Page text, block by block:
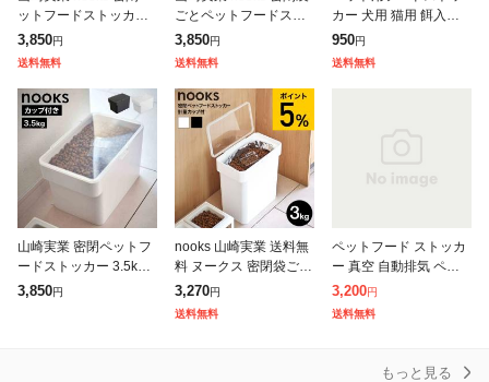
ットフードストッカー
ヌークス 3.5kg 計量カ
ップ付 ( 49032080561
13 ペットフー
3,850円
送料無料
ごとペットフードスト
ッカー ヌークス 3kg 計
量カップ付 ( 49032080
56137 ヌークシ
3,850円
送料無料
カー 犬用 猫用 餌入れ
保存容器 エサ保管 貯蔵
密閉 イヌ ネコ 大容量 1
000ml 1500ml 入
950円
送料無料
山崎実業 密閉ペットフ
ードストッカー 3.5kg
計量カップ付 ヌークス
3,850円
nooks 山崎実業 送料無
料 ヌークス 密閉袋ごと
ペットフードストッカ
ー 3kg 計量カップ付 ホ
ワイト ブラック 5613
3,270円
送料無料
ペットフード ストッカ
ー 真空 自動排気 ペッ
トフード 収納バケツ 犬
餌 猫餌 保存容器 真空
ストッカー ワンタッチ
3,200円
送料無料
もっと見る